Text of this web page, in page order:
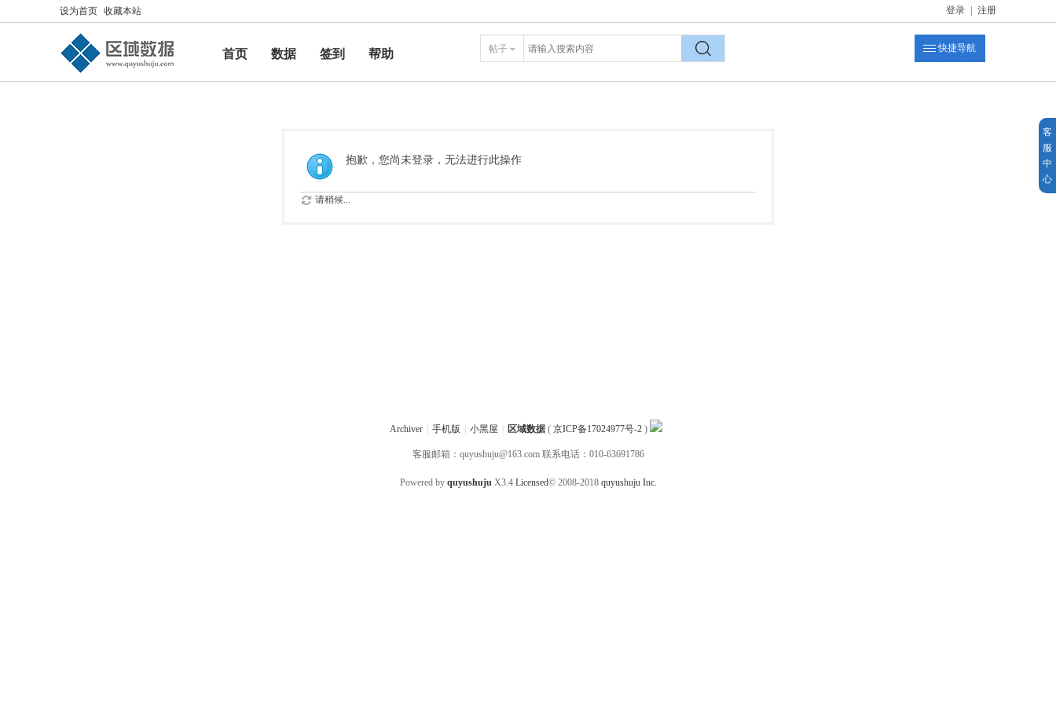
设为首页 收藏本站 登录 注册
首页 数据 签到
帮助
帮助
帖子
快捷导航
抱歉，您尚未登录，无法进行此操作
请稍候...
客
服
中
心
Archiver 手机版 小黑屋 区域数据( 京ICP备17024977号-2)
客服邮箱：quyushuju@163.com 联系电话：010-63691786
Powered by quyushuju X3.4 Licensed© 2008-2018 quyushuju Inc.